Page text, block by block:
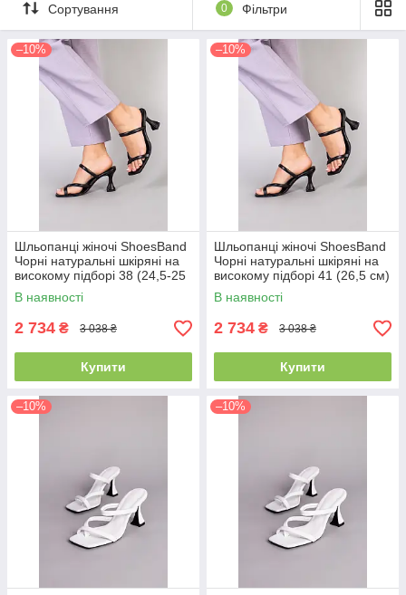
Сортування 0 Фільтри
–10%
Шльопанці жіночі ShoesBand
Чорні натуральні шкіряні на
високому підборі 38 (24,5-25
см) (S85001-1)
В наявності
2 734 ₴ 3 038 ₴
Купити
–10%
Шльопанці жіночі ShoesBand
Чорні натуральні шкіряні на
високому підборі 41 (26,5 см)
(S85001-1)
В наявності
2 734 ₴ 3 038 ₴
Купити
–10% –10%